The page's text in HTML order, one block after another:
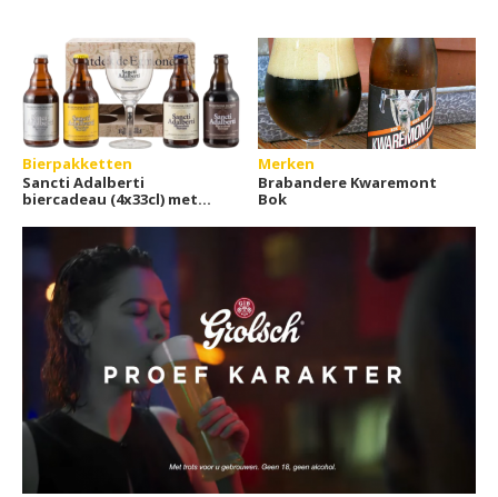
Bierpakketten
Sancti Adalberti
biercadeau (4x33cl) met
Merken
Brabandere Kwaremont
Bok